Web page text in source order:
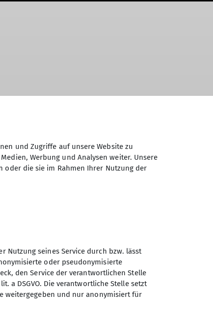
und Zugriffe auf unsere Website zu
Werbung und Analysen weiter. Unsere
die sie im Rahmen Ihrer Nutzung der
Nutzung seines Service durch bzw. lässt
oder pseudonymisierte
den Service der verantwortlichen Stelle
a DSGVO. Die verantwortliche Stelle setzt
weitergegeben und nur anonymisiert für